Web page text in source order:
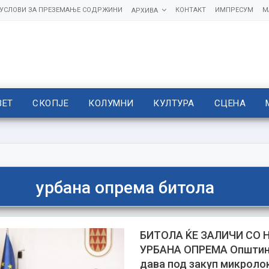
ИМПРЕСУМ
КОНТАКТ
АРХИВА
ЗА ПРЕЗЕМАЊЕ СОДРЖИНИ
СКОПЈЕ КОЛУМНИ КУЛТУРА СЦЕНА
урбана опрема битола
БИТОЛА ЌЕ ЗАЛИЧИ СО
УРБАНА ОПРЕМА
дава под закуп